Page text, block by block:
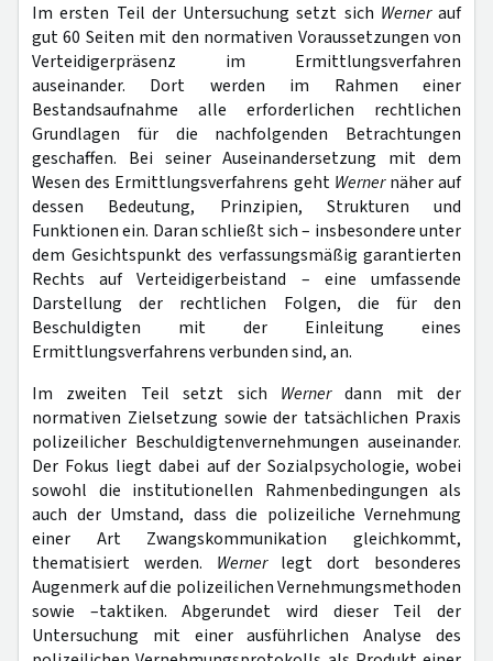
Im ersten Teil der Untersuchung setzt sich Wernerauf
gut 60 Seiten mit den normativen Voraussetzungen von
Verteidigerpräsenz im Ermittlungsverfahren
auseinander. Dort werden im Rahmen einer
Bestandsaufnahme alle erforderlichen rechtlichen
Grundlagen für die nachfolgenden Betrachtungen
geschaffen. Bei seiner Auseinandersetzung mit dem
Wesen des Ermittlungsverfahrens geht Wernernäher auf
dessen Bedeutung, Prinzipien, Strukturen und
Funktionen ein. Daran schließt sich – insbesondere unter
dem Gesichtspunkt des verfassungsmäßig garantierten
Rechts auf Verteidigerbeistand – eine umfassende
Darstellung der rechtlichen Folgen, die für den
Beschuldigten mit der Einleitung eines
Ermittlungsverfahrens verbunden sind, an.
Im zweiten Teil setzt sich Wernerdann mit der
normativen Zielsetzung sowie der tatsächlichen Praxis
polizeilicher Beschuldigtenvernehmungen auseinander.
Der Fokus liegt dabei auf der Sozialpsychologie, wobei
sowohl die institutionellen Rahmenbedingungen als
auch der Umstand, dass die polizeiliche Vernehmung
einer Art Zwangskommunikation gleichkommt,
thematisiert werden. Wernerlegt dort besonderes
Augenmerk auf die polizeilichen Vernehmungsmethoden
sowie –taktiken. Abgerundet wird dieser Teil der
Untersuchung mit einer ausführlichen Analyse des